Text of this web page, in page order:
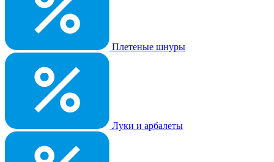
Плетеные шнуры
Луки и арбалеты